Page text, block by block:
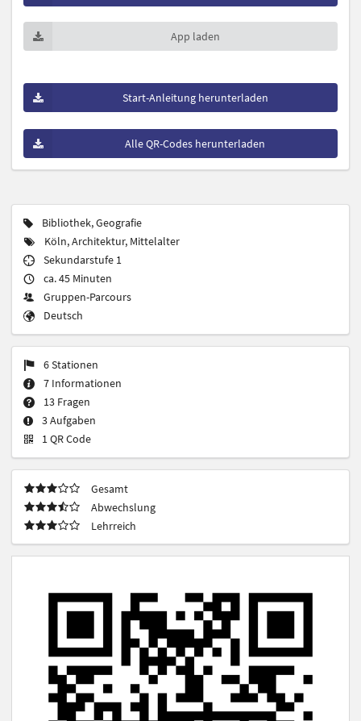
App laden
Start-Anleitung herunterladen
Alle QR-Codes herunterladen
Bibliothek, Geografie
Köln, Architektur, Mittelalter
Sekundarstufe 1
ca. 45 Minuten
Gruppen-Parcours
Deutsch
6 Stationen
7 Informationen
13 Fragen
3 Aufgaben
1 QR Code
Gesamt
Abwechslung
Lehrreich